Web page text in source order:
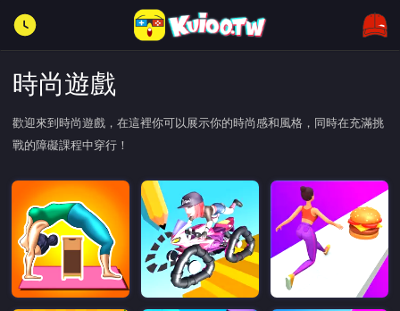
時尚遊戲
歡迎來到時尚遊戲，在這裡你可以展示你的時尚感和風格，同時在充滿挑
戰的障礙課程中穿行！